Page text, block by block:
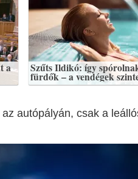
a Szűts Ildikó: így
fürdők – a vendégek
autópályán, csak a